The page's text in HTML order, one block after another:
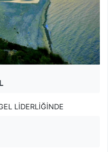
LİDERLİĞİNDE